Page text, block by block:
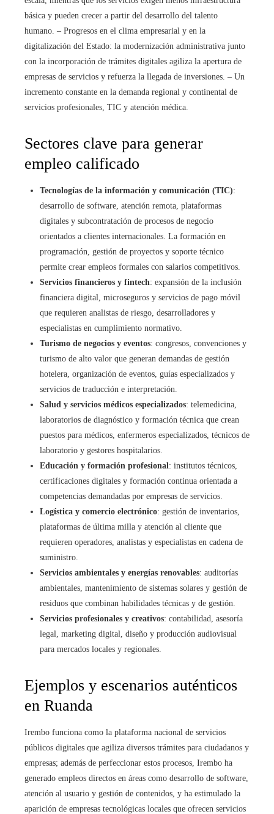
básica y pueden crecer a partir del desarrollo del talento
humano. – Progresos en el clima empresarial y en la
digitalización del Estado: la modernización administrativa junto
con la incorporación de trámites digitales agiliza la apertura de
empresas de servicios y refuerza la llegada de inversiones. – Un
incremento constante en la demanda regional y continental de
servicios profesionales, TIC y atención médica.
Sectores clave para generar
empleo calificado
Tecnologías de la información y comunicación (TIC):
desarrollo de software, atención remota, plataformas
digitales y subcontratación de procesos de negocio
orientados a clientes internacionales. La formación en
programación, gestión de proyectos y soporte técnico
permite crear empleos formales con salarios competitivos.
Servicios financieros y fintech: expansión de la inclusión
financiera digital, microseguros y servicios de pago móvil
que requieren analistas de riesgo, desarrolladores y
especialistas en cumplimiento normativo.
Turismo de negocios y eventos: congresos, convenciones y
turismo de alto valor que generan demandas de gestión
hotelera, organización de eventos, guías especializados y
servicios de traducción e interpretación.
Salud y servicios médicos especializados: telemedicina,
laboratorios de diagnóstico y formación técnica que crean
puestos para médicos, enfermeros especializados, técnicos de
laboratorio y gestores hospitalarios.
Educación y formación profesional: institutos técnicos,
certificaciones digitales y formación continua orientada a
competencias demandadas por empresas de servicios.
Logística y comercio electrónico: gestión de inventarios,
plataformas de última milla y atención al cliente que
requieren operadores, analistas y especialistas en cadena de
suministro.
Servicios ambientales y energías renovables: auditorías
ambientales, mantenimiento de sistemas solares y gestión de
residuos que combinan habilidades técnicas y de gestión.
Servicios profesionales y creativos: contabilidad, asesoría
legal, marketing digital, diseño y producción audiovisual
para mercados locales y regionales.
Ejemplos y escenarios auténticos
en Ruanda
Irembo funciona como la plataforma nacional de servicios
públicos digitales que agiliza diversos trámites para ciudadanos y
empresas; además de perfeccionar estos procesos, Irembo ha
generado empleos directos en áreas como desarrollo de software,
atención al usuario y gestión de contenidos, y ha estimulado la
aparición de empresas tecnológicas locales que ofrecen servicios